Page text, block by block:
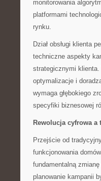
monitorowania
platformami
rynku.
Dział obsługi klienta
techniczne aspekty
strategicznymi klienta.
optymalizacje i
wymaga głębokiego
specyfiki biznesowej
Rewolucja cyfrowa
Przejście od
funkcjonowania
fundamentalną
planowanie kampanii